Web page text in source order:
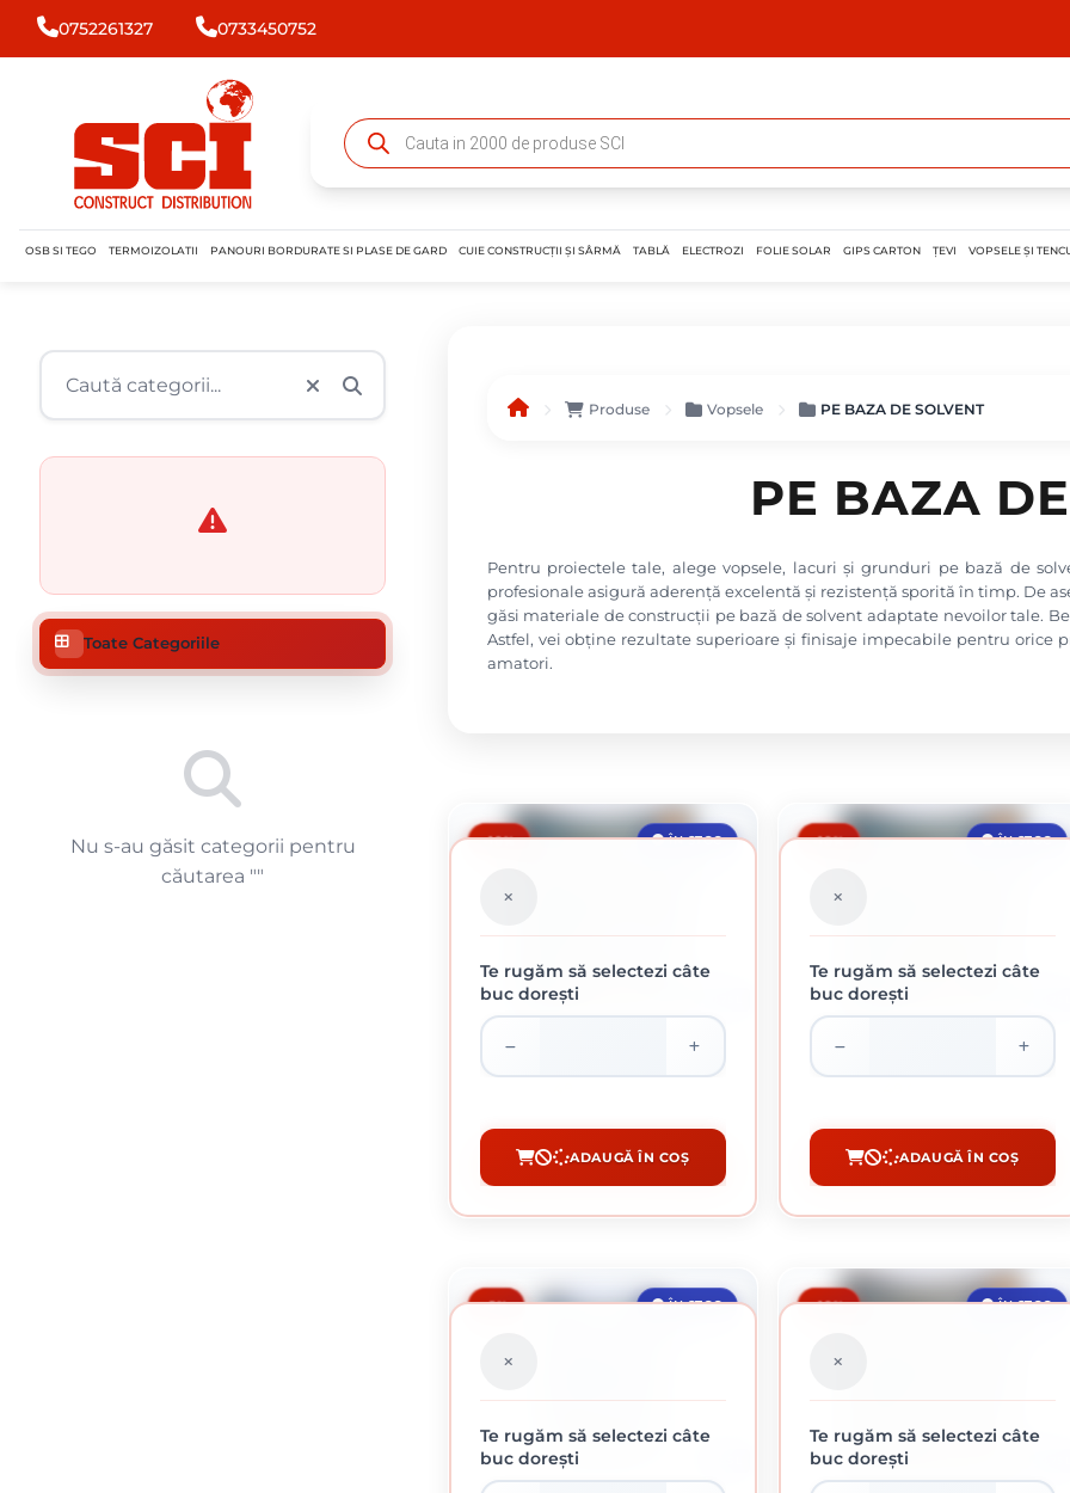
0752261327 0733450752
OSB SI TEGO TERMOIZOLATII PANOURI BORDURATE SI PLASE DE GARD CUIE CONSTRUCȚII ȘI SÂRMĂ TABLĂ ELECTROZI FOLIE SOLAR GIPS CARTON ȚEVI VOPSELE ȘI
Toate Categoriile
Nu s-au găsit categorii pentru
căutarea ""
Produse Vopsele PE BAZA DE SOLVENT
PE BAZA
Pentru proiectele tale, alege vopsele, lacuri și grunduri pe bază de
profesionale asigură aderență excelentă și rezistență sporită în timp. De
găsi materiale de construcții pe bază de solvent adaptate nevoilor tale.
Astfel, vei obține rezultate superioare și finisaje impecabile pentru orice
amatori.
ÎN STOC
-10%
HAMMERITE FIER FORJAT ARGINTIU 0.75L
CUMPĂRĂ
Te rugăm să selectezi câte
buc dorești
ADAUGĂ ÎN COȘ
ÎN STOC
-10%
HAMMERITE FIER FORJAT AURIU 0.75L
CUMPĂRĂ
Te rugăm să selectezi câte
buc dorești
ADAUGĂ ÎN COȘ
ÎN STOC
-5%
Te rugăm să selectezi câte
buc dorești
ÎN STOC
-10%
Te rugăm să selectezi câte
buc dorești